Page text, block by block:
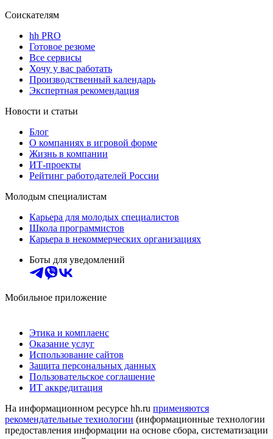
Соискателям
hh PRO
Готовое резюме
Все сервисы
Хочу у вас работать
Производственный календарь
Экспертная рекомендация
Новости и статьи
Блог
О компаниях в игровой форме
Жизнь в компании
ИТ-проекты
Рейтинг работодателей России
Молодым специалистам
Карьера для молодых специалистов
Школа программистов
Карьера в некоммерческих организациях
Боты для уведомлений
Мобильное приложение
Этика и комплаенс
Оказание услуг
Использование сайтов
Защита персональных данных
Пользовательское соглашение
ИТ аккредитация
На информационном ресурсе hh.ru применяются
рекомендательные технологии (информационные технологии
предоставления информации на основе сбора, систематизации